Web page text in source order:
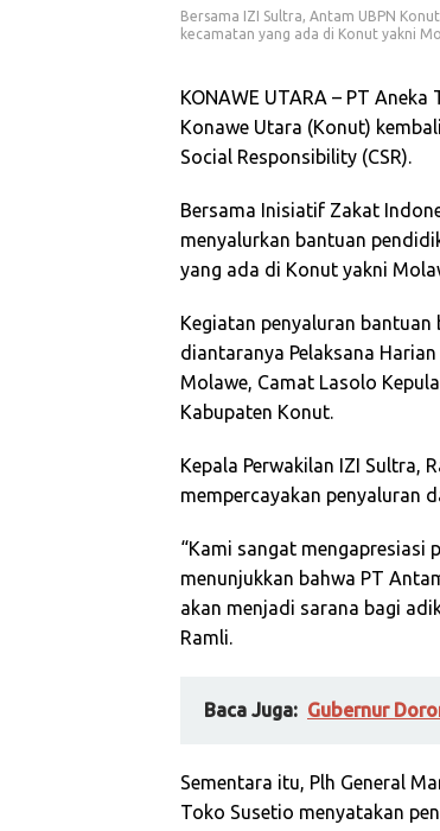
Bersama IZI Sultra, Antam UBPN
kecamatan yang ada di Konut yakni
KONAWE UTARA – PT
Konawe Utara (Konut)
Social Responsibility (CSR).
Bersama Inisiatif Zakat
menyalurkan bantuan
yang ada di Konut yakni
Kegiatan penyaluran
diantaranya Pelaksana
Molawe, Camat Lasolo
Kabupaten Konut.
Kepala Perwakilan IZI Sultra,
mempercayakan penyaluran
“Kami sangat mengapresiasi
menunjukkan bahwa PT
akan menjadi sarana bagi
Ramli.
Baca Juga: Gubernur
Sementara itu, Plh General
Toko Susetio menyatakan